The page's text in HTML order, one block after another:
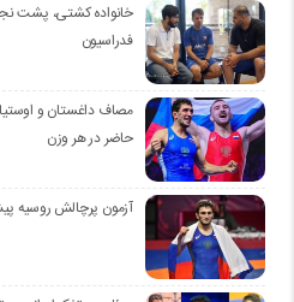
خانواده کشتی، پشت
فدراسیون
مصاف داغستان و
حاضر در هر وزن
آزمون پرچالش روسیه